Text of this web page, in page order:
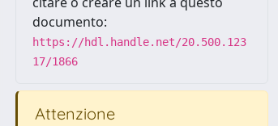
documento:
https://hdl.handle.net/20.500.123
17/1866
Attenzione